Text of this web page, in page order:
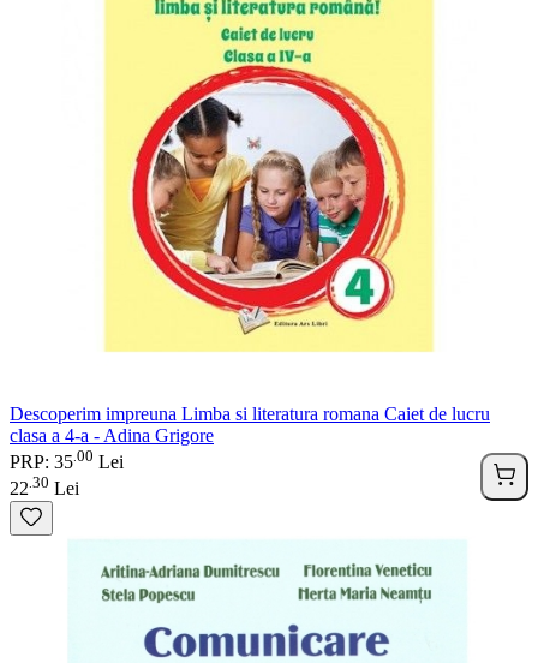
Descoperim impreuna Limba si literatura romana Caiet de lucru
clasa a 4-a - Adina Grigore
PRP: 35 00 Lei
22 30 Lei